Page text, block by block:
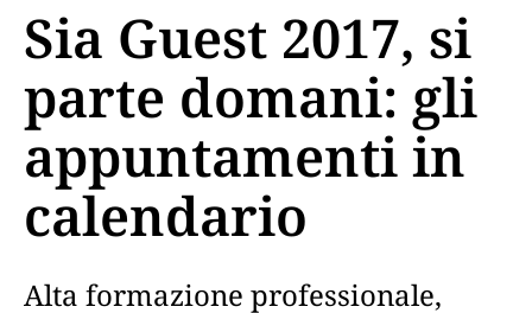
Sia Guest 2017, si
parte domani: gli
appuntamenti in
calendario
Alta formazione professionale,